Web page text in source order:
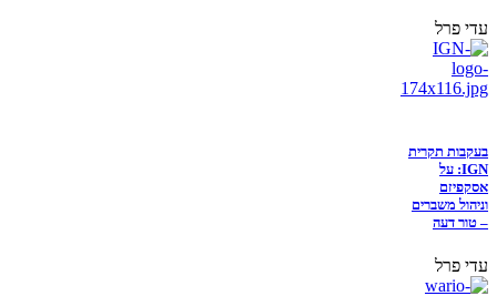
עדי פרל
בעקבות תקרית
IGN: על
אסקפיזם
וניהול משברים
– טור דעה
עדי פרל